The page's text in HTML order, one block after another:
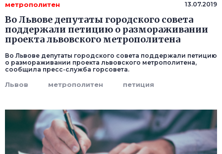
метрополитен 13.07.2019
Во Львове депутаты городского совета
поддержали петицию о размораживании
проекта львовского метрополитена
Во Львове депутаты городского совета поддержали петицию
о размораживании проекта львовского метрополитена,
сообщила пресс-служба горсовета.
Львов метрополитен петиция